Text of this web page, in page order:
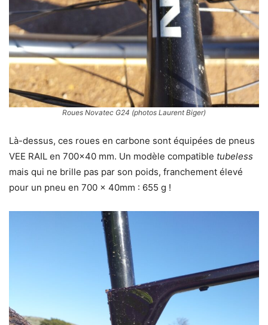
Roues Novatec G24 (photos Laurent Biger)
Là-dessus, ces roues en carbone sont équipées de pneus
VEE RAIL en 700×40 mm. Un modèle compatible tubeless
mais qui ne brille pas par son poids, franchement élevé
pour un pneu en 700 x 40mm : 655 g !